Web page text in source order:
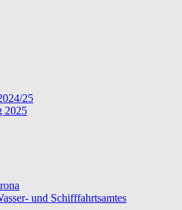
25
2025
und Schifffahrtsamtes